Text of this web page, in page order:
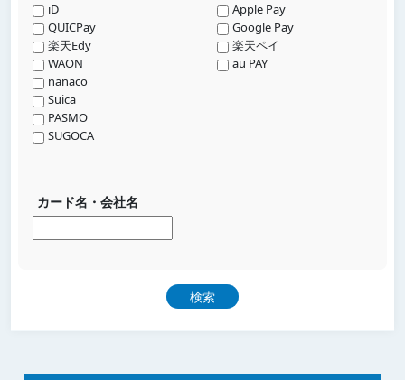
iD
QUICPay
楽天Edy
WAON
nanaco
Suica
PASMO
SUGOCA
Apple Pay
Google Pay
楽天ペイ
au PAY
カード名・会社名